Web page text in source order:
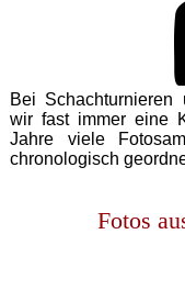
Bei Schachturnieren
wir fast immer eine
Jahre viele
chronologisch
Fotos